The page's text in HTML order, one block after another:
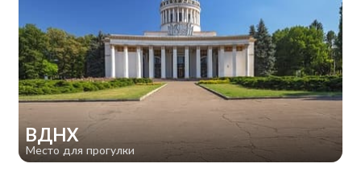
ВДНХ
Место для прогулки